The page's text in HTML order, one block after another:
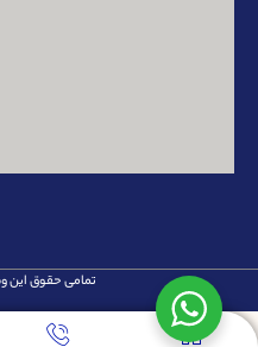
تمامی حقوق